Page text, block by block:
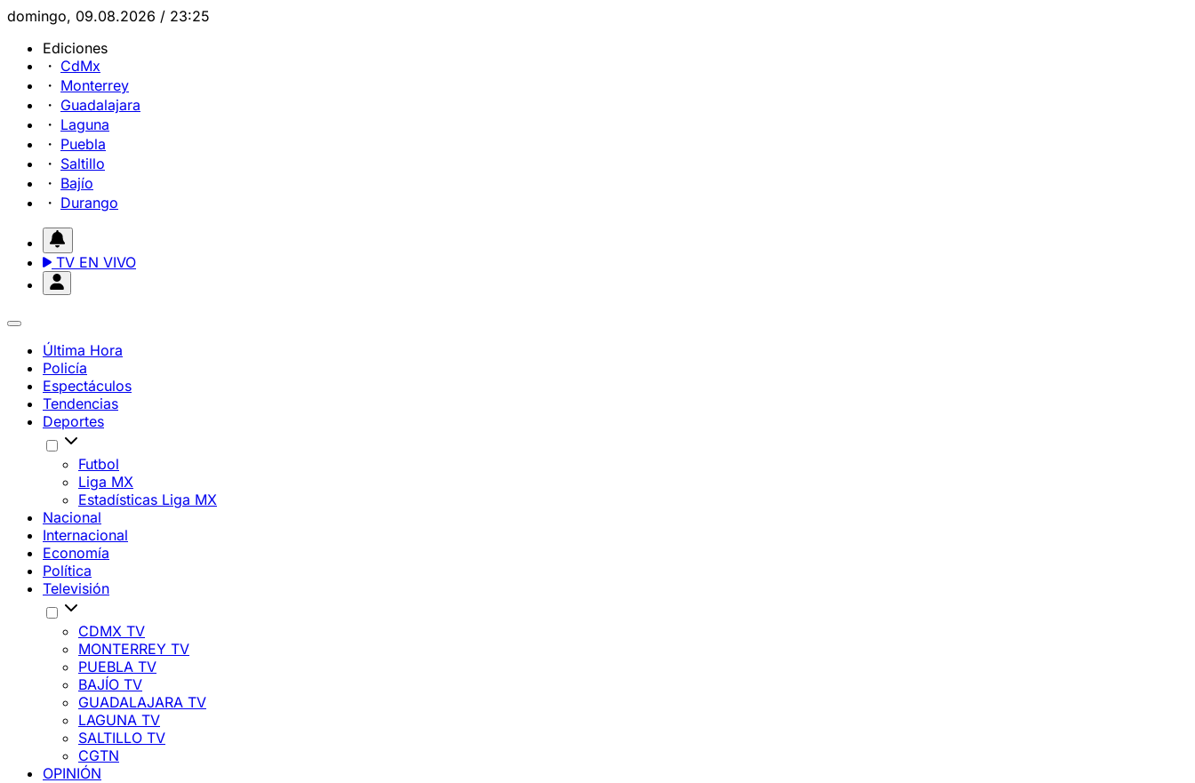
domingo, 09.08.2026 / 23:25
Ediciones
CdMx
Monterrey
Guadalajara
Laguna
Puebla
Saltillo
Bajío
Durango
TV EN VIVO
Última Hora
Policía
Espectáculos
Tendencias
Deportes
Futbol
Liga MX
Estadísticas Liga MX
Nacional
Internacional
Economía
Política
Televisión
CDMX TV
MONTERREY TV
PUEBLA TV
BAJÍO TV
GUADALAJARA TV
LAGUNA TV
SALTILLO TV
CGTN
OPINIÓN